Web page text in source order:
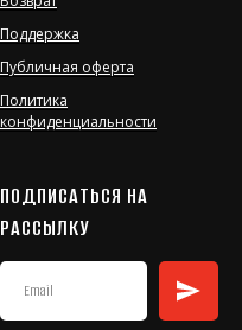
Поддержка
Публичная оферта
Политика
конфиденциальности
ПОДПИСАТЬСЯ НА
РАССЫЛКУ